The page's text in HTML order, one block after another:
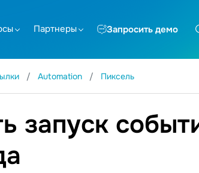
Партнеры Запросить демо
Automation Пиксель
запуск